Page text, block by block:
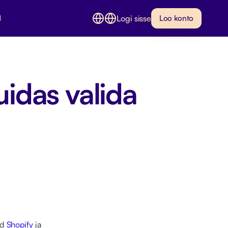
Logi sisse Loo konto
valida
Shopifyja